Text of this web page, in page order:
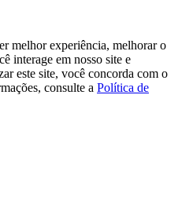
melhor experiência, melhorar o
interage em nosso site e
este site, você concorda com o
consulte a Política de